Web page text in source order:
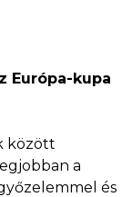
Európa-kupa
között
a
és